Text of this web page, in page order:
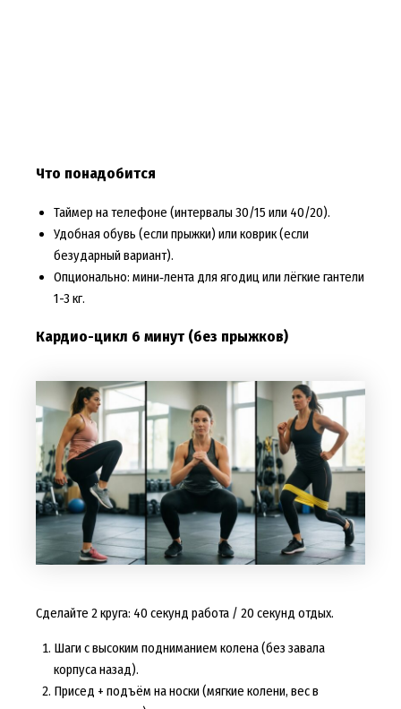
Что понадобится
Таймер на телефоне (интервалы 30/15 или 40/20).
Удобная обувь (если прыжки) или коврик (если
безударный вариант).
Опционально: мини‑лента для ягодиц или лёгкие гантели
1-3 кг.
Кардио-цикл 6 минут (без прыжков)
Сделайте 2 круга: 40 секунд работа / 20 секунд отдых.
Шаги с высоким подниманием колена (без завала
корпуса назад).
Присед + подъём на носки (мягкие колени, вес в